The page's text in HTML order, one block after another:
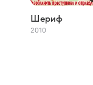
Шериф
2010